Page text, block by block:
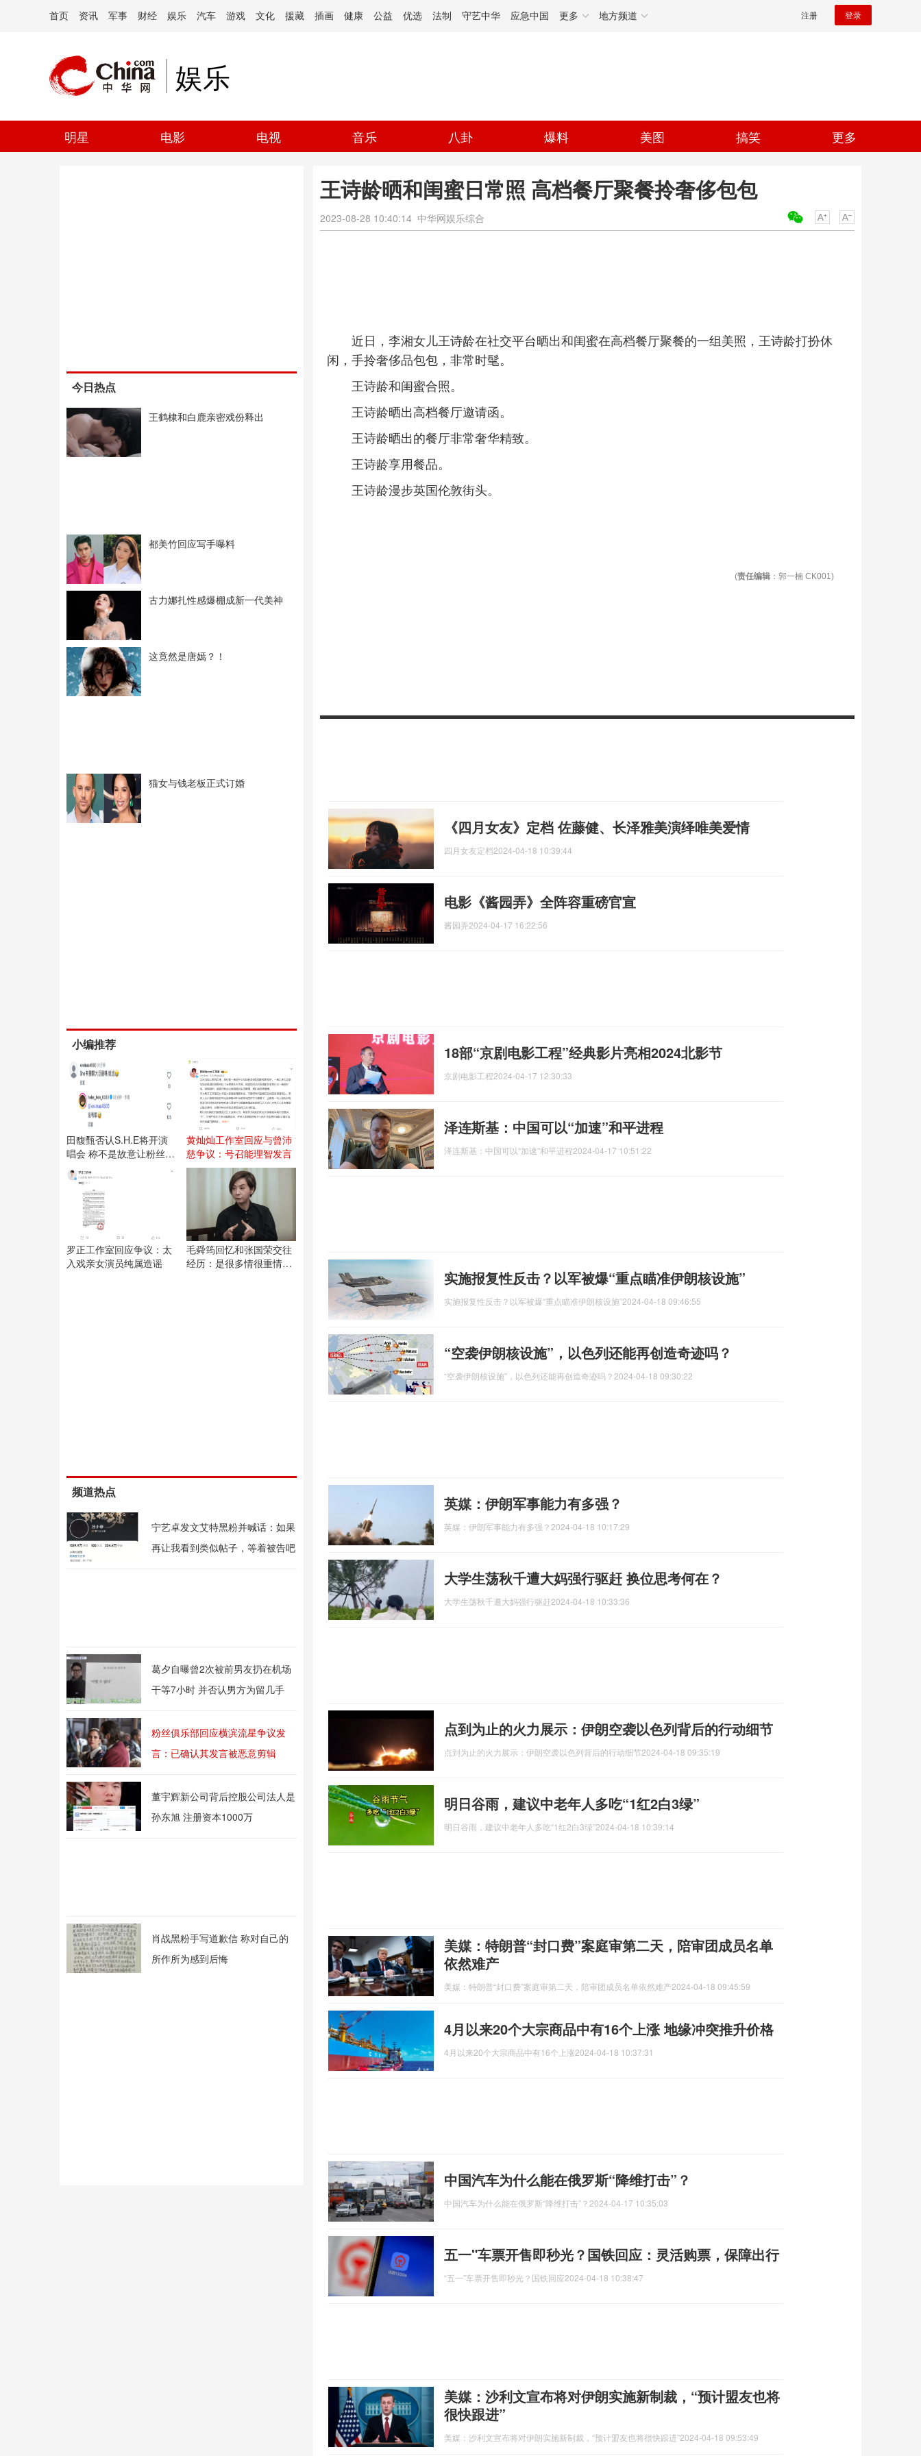
首页 资讯 军事 财经 娱乐 汽车 游戏 文化 援藏 插画 健康 公益 优选 法制 守艺中华 应急中国 更多 地方频道 注册 登录
娱乐
明星 电影 电视 音乐 八卦 爆料 美图 搞笑 更多
今日热点
王鹤棣和白鹿亲密戏份释出
都美竹回应写手曝料
古力娜扎性感爆棚成新一代美神
这竟然是唐嫣？！
猫女与钱老板正式订婚
小编推荐
田馥甄否认S.H.E将开演
唱会 称不是故意让粉丝失
望
黄灿灿工作室回应与曾沛
慈争议：号召能理智发言
罗正工作室回应争议：太
入戏亲女演员纯属造谣
毛舜筠回忆和张国荣交往
经历：是很多情很重情的
频道热点
宁艺卓发文艾特黑粉并喊话：如果
再让我看到类似帖子，等着被告吧
葛夕自曝曾2次被前男友扔在机场
干等7小时 并否认男方为留几手
粉丝俱乐部回应横滨流星争议发
言：已确认其发言被恶意剪辑
董宇辉新公司背后控股公司法人是
孙东旭 注册资本1000万
肖战黑粉手写道歉信 称对自己的
所作所为感到后悔
王诗龄晒和闺蜜日常照 高档餐厅聚餐拎奢侈包包
2023-08-28 10:40:14 中华网娱乐综合
近日，李湘女儿王诗龄在社交平台晒出和闺蜜在高档餐厅聚餐的一组美照，王诗龄打扮休
闲，手拎奢侈品包包，非常时髦。
王诗龄和闺蜜合照。
王诗龄晒出高档餐厅邀请函。
王诗龄晒出的餐厅非常奢华精致。
王诗龄享用餐品。
王诗龄漫步英国伦敦街头。
(责任编辑 ：郭一楠 CK001)
《四月女友》定档 佐藤健、长泽雅美演绎唯美爱情
四月女友定档2024-04-18 10:39:44
电影《酱园弄》全阵容重磅官宣
酱园弄2024-04-17 16:22:56
18部“京剧电影工程”经典影片亮相2024北影节
京剧电影工程2024-04-17 12:30:33
泽连斯基：中国可以“加速”和平进程
泽连斯基：中国可以“加速”和平进程2024-04-17 10:51:22
实施报复性反击？以军被爆“重点瞄准伊朗核设施”
实施报复性反击？以军被爆“重点瞄准伊朗核设施”2024-04-18 09:46:55
“空袭伊朗核设施”，以色列还能再创造奇迹吗？
“空袭伊朗核设施”，以色列还能再创造奇迹吗？ 2024-04-18 09:30:22
英媒：伊朗军事能力有多强？
英媒：伊朗军事能力有多强？ 2024-04-18 10:17:29
大学生荡秋千遭大妈强行驱赶 换位思考何在？
大学生荡秋千遭大妈强行驱赶2024-04-18 10:33:36
点到为止的火力展示：伊朗空袭以色列背后的行动细节
点到为止的火力展示：伊朗空袭以色列背后的行动细节2024-04-18 09:35:19
明日谷雨，建议中老年人多吃“1红2白3绿”
明日谷雨，建议中老年人多吃“1红2白3绿”2024-04-18 10:39:14
美媒：特朗普“封口费”案庭审第二天，陪审团成员名单
依然难产
美媒：特朗普“封口费”案庭审第二天，陪审团成员名单依然难产2024-04-18 09:45:59
4月以来20个大宗商品中有16个上涨 地缘冲突推升价格
4月以来20个大宗商品中有16个上涨2024-04-18 10:37:31
中国汽车为什么能在俄罗斯“降维打击”？
中国汽车为什么能在俄罗斯“降维打击”？ 2024-04-17 10:35:03
五一"车票开售即秒光？国铁回应：灵活购票，保障出行
“五一”车票开售即秒光？国铁回应2024-04-18 10:38:47
美媒：沙利文宣布将对伊朗实施新制裁，“预计盟友也将
很快跟进”
美媒：沙利文宣布将对伊朗实施新制裁，“预计盟友也将很快跟进”2024-04-18 09:53:49